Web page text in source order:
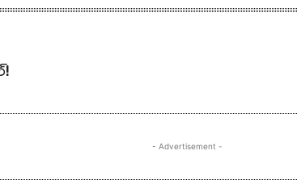
- Advertisement -